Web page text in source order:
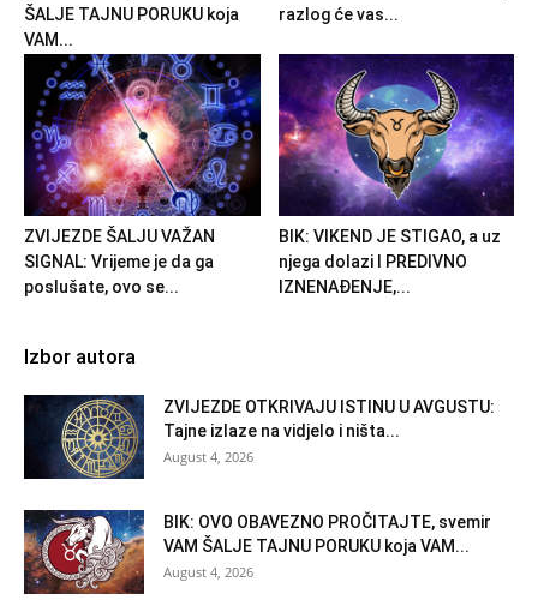
ŠALJE TAJNU PORUKU koja
VAM...
razlog će vas...
ZVIJEZDE ŠALJU VAŽAN
SIGNAL: Vrijeme je da ga
poslušate, ovo se...
BIK: VIKEND JE STIGAO, a uz
njega dolazi I PREDIVNO
IZNENAĐENJE,...
Izbor autora
ZVIJEZDE OTKRIVAJU ISTINU U AVGUSTU:
Tajne izlaze na vidjelo i ništa...
August 4, 2026
BIK: OVO OBAVEZNO PROČITAJTE, svemir
VAM ŠALJE TAJNU PORUKU koja VAM...
August 4, 2026